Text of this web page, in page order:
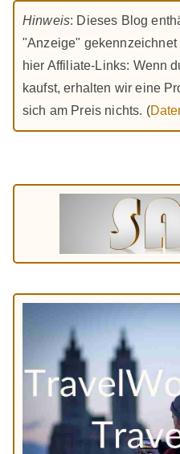
Hinweis: Dieses Blog
"Anzeige"
hier Affiliate-Links: Wenn
kaufst, erhalten wir eine
sich am Preis nichts. (